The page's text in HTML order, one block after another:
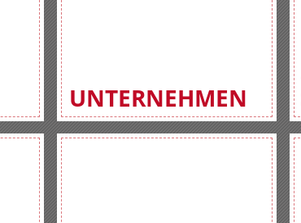
UNTERNEHMEN